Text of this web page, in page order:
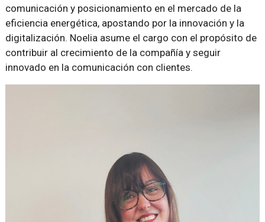
comunicación y posicionamiento en el mercado de la
eficiencia energética, apostando por la innovación y la
digitalización. Noelia asume el cargo con el propósito de
contribuir al crecimiento de la compañía y seguir
innovado en la comunicación con clientes.